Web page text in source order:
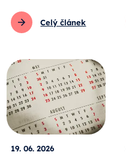
Celý článek
19. 06. 2026